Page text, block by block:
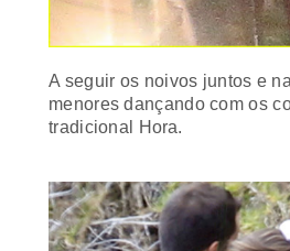
menores dançando com os
tradicionalHora.